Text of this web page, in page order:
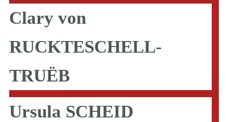
Clary von
RUCKTESCHELL-
TRUËB
Ursula SCHEID